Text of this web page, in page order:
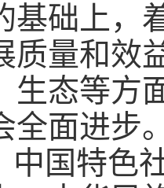
基础上，
质量和效
生态等方
全面进步
中国特色